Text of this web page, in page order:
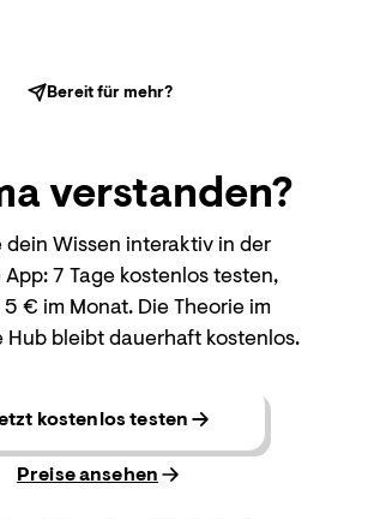
Bereit für mehr?
verstanden?
dein Wissen interaktiv in der
7 Tage kostenlos testen,
€ im Monat. Die Theorie im
Hub bleibt dauerhaft kostenlos.
kostenlos testen
Preise ansehen